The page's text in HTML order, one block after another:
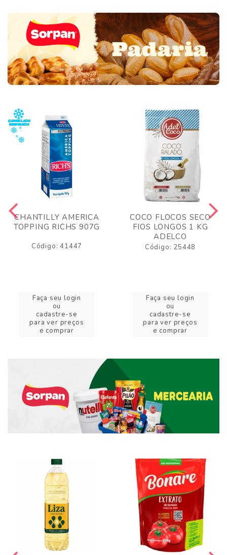
CHANTILLY AMERICA
TOPPING RICHS 907G
Código: 41447
Faça seu login
ou
cadastre-se
para ver preços
e comprar
COCO FLOCOS SECO
FIOS LONGOS 1 KG
ADELCO
Código: 25448
Faça seu login
ou
cadastre-se
para ver preços
e comprar